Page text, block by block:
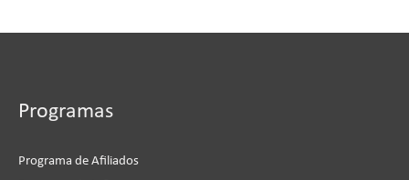
Programas
Programa de Afiliados